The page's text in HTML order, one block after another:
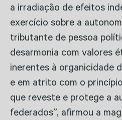
a irradiação de efeitos
exercício sobre a
tributante de pessoa
desarmonia com valores
inerentes à organicidade
e em atrito com o
que reveste e protege a
federados”, afirmou a